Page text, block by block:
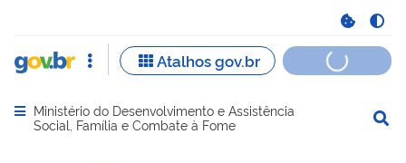
Abrir menu principal de navegação
Ministério do Desenvolvimento e Assistência
Social, Família e Combate à Fome